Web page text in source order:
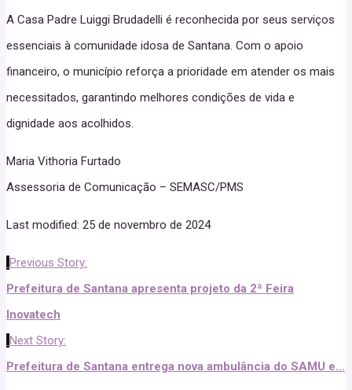
A Casa Padre Luiggi Brudadelli é reconhecida por seus serviços
essenciais à comunidade idosa de Santana. Com o apoio
financeiro, o município reforça a prioridade em atender os mais
necessitados, garantindo melhores condições de vida e
dignidade aos acolhidos.
Maria Vithoria Furtado
Assessoria de Comunicação – SEMASC/PMS
Last modified: 25 de novembro de 2024
Previous Story:
Prefeitura de Santana apresenta projeto da 2ª Feira
Inovatech
Next Story:
Prefeitura de Santana entrega nova ambulância do SAMU e...